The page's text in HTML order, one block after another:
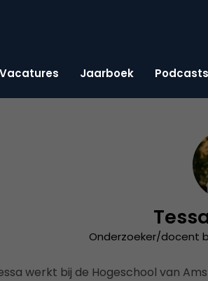
Vacatures Jaarboek Podcasts
Onderzoeker/docent
werkt bij de Hogeschool van